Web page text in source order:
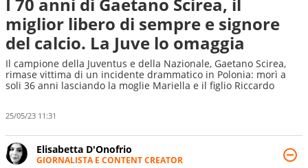
miglior libero di sempre e signore
del calcio. La Juve lo omaggia
Il campione della Juventus e della Nazionale, Gaetano Scirea,
rimase vittima di un incidente drammatico in Polonia: morì a
soli 36 anni lasciando la moglie Mariella e il figlio Riccardo
25/05/23 11:31
Elisabetta D'Onofrio
GIORNALISTA E CONTENT CREATOR